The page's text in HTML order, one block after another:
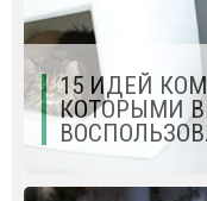
15 ИДЕЙ
КОТОРЫМИ